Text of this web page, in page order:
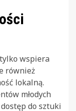
wspiera
również
lokalną.
młodych
do sztuki